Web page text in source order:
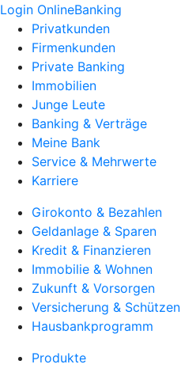
Login OnlineBanking
Privatkunden
Firmenkunden
Private Banking
Immobilien
Junge Leute
Banking & Verträge
Meine Bank
Service & Mehrwerte
Karriere
Girokonto & Bezahlen
Geldanlage & Sparen
Kredit & Finanzieren
Immobilie & Wohnen
Zukunft & Vorsorgen
Versicherung & Schützen
Hausbankprogramm
Produkte